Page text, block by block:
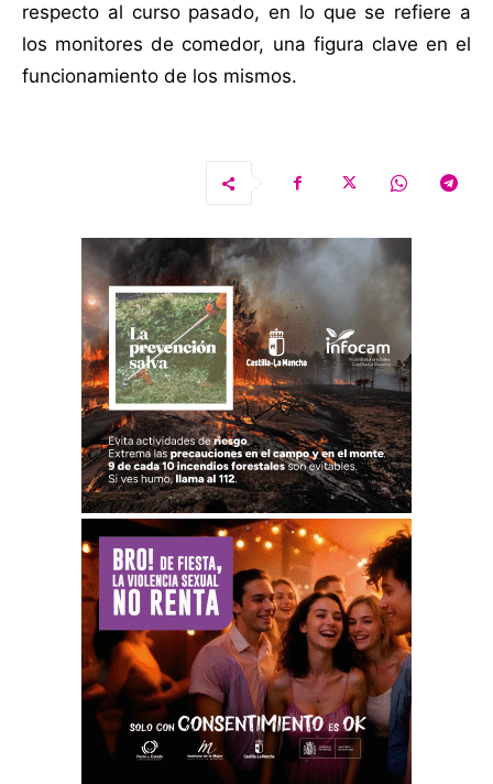
respecto al curso pasado, en lo que se refiere a
los monitores de comedor, una figura clave en el
funcionamiento de los mismos.